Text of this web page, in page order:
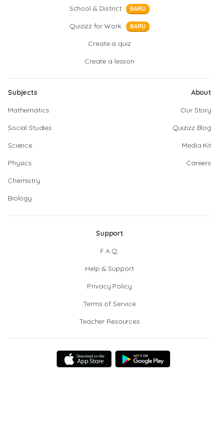
School & District
BARU
Quizizz for Work BARU
Create a quiz
Create a lesson
Subjects
Mathematics
Social Studies
Science
Physics
Chemistry
Biology
About
Our Story
Quizizz Blog
Media Kit
Careers
Support
F.A.Q.
Help & Support
Privacy Policy
Terms of Service
Teacher Resources